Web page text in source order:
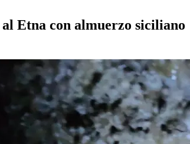
Etna con almuerzo siciliano